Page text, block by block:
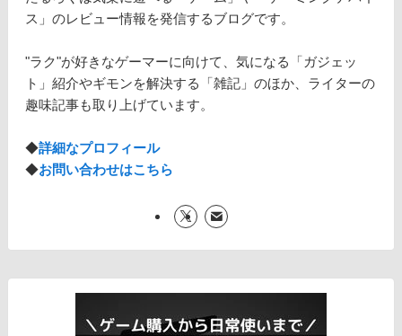
ス」のレビュー情報を発信するブログです。
"ラク"が好きなゲーマーに向けて、気になる「ガジェッ
ト」紹介やギモンを解決する「雑記」のほか、ライターの
趣味記事も取り上げています。
◆詳細なプロフィール
◆お問い合わせはこちら